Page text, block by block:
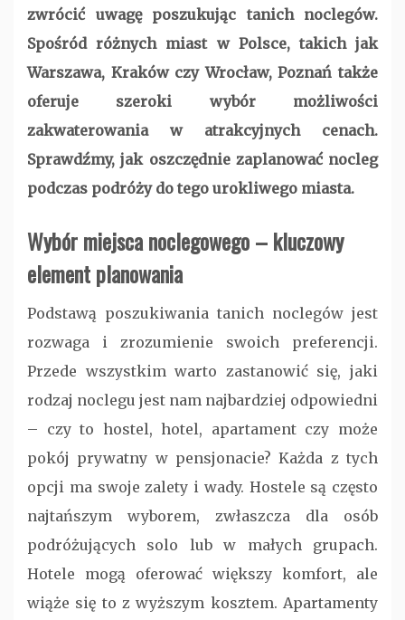
zwrócić uwagę poszukując tanich noclegów.
Spośród różnych miast w Polsce, takich jak
Warszawa, Kraków czy Wrocław, Poznań także
oferuje szeroki wybór możliwości
zakwaterowania w atrakcyjnych cenach.
Sprawdźmy, jak oszczędnie zaplanować nocleg
podczas podróży do tego urokliwego miasta.
Wybór miejsca noclegowego – kluczowy
element planowania
Podstawą poszukiwania tanich noclegów jest
rozwaga i zrozumienie swoich preferencji.
Przede wszystkim warto zastanowić się, jaki
rodzaj noclegu jest nam najbardziej odpowiedni
– czy to hostel, hotel, apartament czy może
pokój prywatny w pensjonacie? Każda z tych
opcji ma swoje zalety i wady. Hostele są często
najtańszym wyborem, zwłaszcza dla osób
podróżujących solo lub w małych grupach.
Hotele mogą oferować większy komfort, ale
wiąże się to z wyższym kosztem. Apartamenty